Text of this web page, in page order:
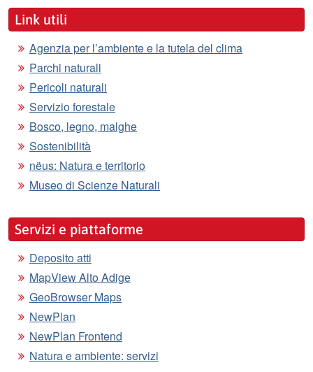
Link utili
Agenzia per l’ambiente e la tutela del clima
Parchi naturali
Pericoli naturali
Servizio forestale
Bosco, legno, malghe
Sostenibilità
nëus: Natura e territorio
Museo di Scienze Naturali
Servizi e piattaforme
Deposito atti
MapView Alto Adige
GeoBrowser Maps
NewPlan
NewPlan Frontend
Natura e ambiente: servizi